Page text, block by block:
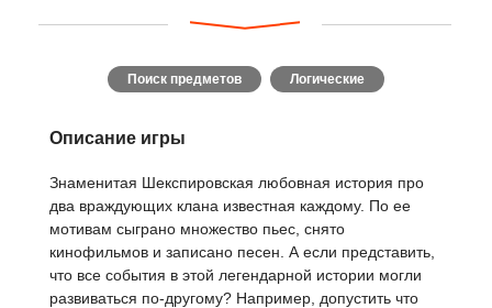
Поиск предметов Логические
Описание игры
Знаменитая Шекспировская любовная история про
два враждующих клана известная каждому. По ее
мотивам сыграно множество пьес, снято
кинофильмов и записано песен. А если представить,
что все события в этой легендарной истории могли
развиваться по-другому? Например, допустить что